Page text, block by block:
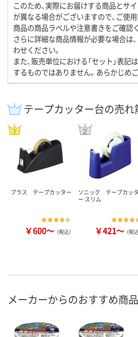
このため、実際にお届けする商品とサ
が異なる場合がございますので、ご使
商品の商品ラベルや注意書きをご確認
さらに詳細な商品情報が必要な場合は
わせください。
また、販売単位における「セット」表記
するものではありません。あらかじめ
テープカッター台の売
プラス テープカッター
￥600～ （税込）
ソニック テープカッタ
ー スリム
￥421～ （税
メーカーからのおすすめ商品